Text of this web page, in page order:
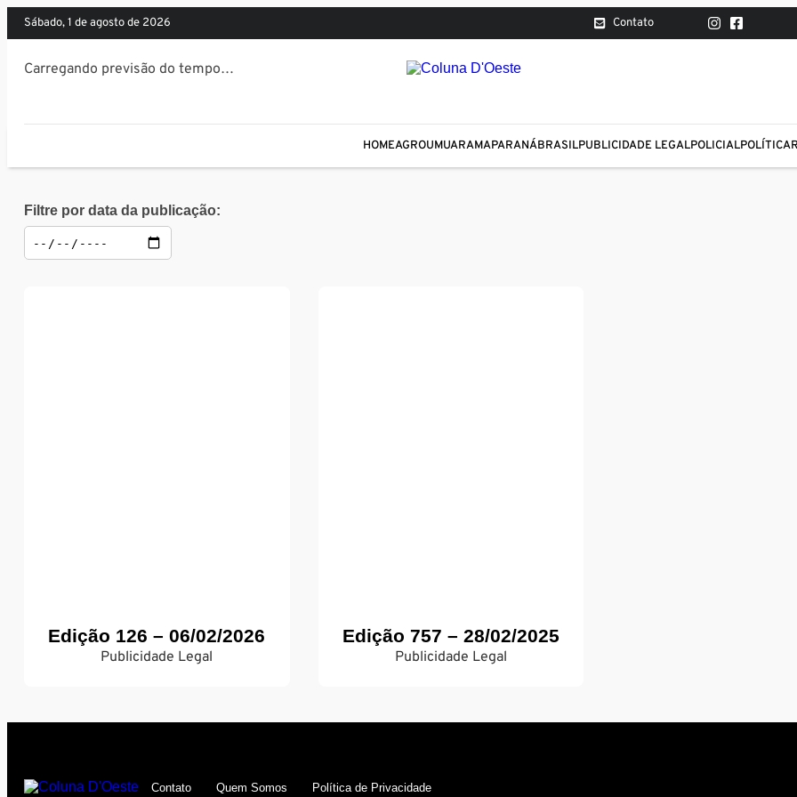
sábado, 1 de agosto de 2026 Contato
Carregando previsão do tempo…
HOMEAGROUMUARAMAPARANÁBRASILPUBLICIDADE LEGALPOLICIALPOLÍTICA
Filtre por data da publicação:
Edição 126 – 06/02/2026
Publicidade Legal
Edição 757 – 28/02/2025
Publicidade Legal
Contato Quem Somos Política de Privacidade